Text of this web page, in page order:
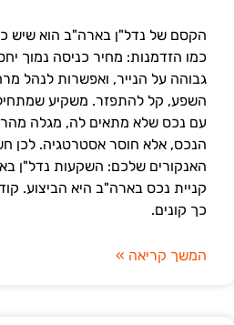
הקסם של נדל"ן בארה"ב הוא שיש
כמו הזדמנות: מחיר כניסה נמוך
גבוהה על הנייר, ואפשרות לנהל
השפע, קל להתפזר. משקיע
עם נכס שלא מתאים לה, מגלה מהר
הנכס, אלא חוסר אסטרטגיה. לכן
האנקורים שלכם: השקעות נדל"ן
קניית נכס בארה"ב היא הביצוע.
כך קונים.
המשך קריאה »